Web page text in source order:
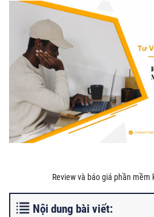
Review và báo giá phần mềm
Nội dung bài viết: